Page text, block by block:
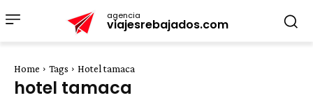
agencia
viajesrebajados.com
Home Tags Hotel tamaca
hotel tamaca